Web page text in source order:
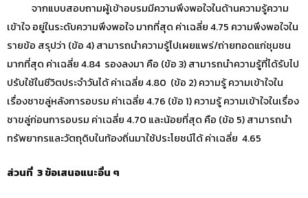
จากแบบสอบถามผู้เข้าอบรมมีความพึงพอใจในด้านความรู้ความ
เข้าใจ อยู่ในระดับความพึงพอใจ มากที่สุด ค่าเฉลี่ย 4.75 ความพึงพอใจใน
รายข้อ สรุปว่า (ข้อ 4) สามารถนำความรู้ไปเผยแพร่/ถ่ายทอดแก่ชุมชน
มากที่สุด ค่าเฉลี่ย 4.84 รองลงมา คือ (ข้อ 3) สามารถนำความรู้ที่ได้รับไป
ปรับใช้ในชีวิตประจำวันได้ ค่าเฉลี่ย 4.80 (ข้อ 2) ความรู้ ความเข้าใจใน
เรื่องชาขลู่หลังการอบรม ค่าเฉลี่ย 4.76 (ข้อ 1) ความรู้ ความเข้าใจในเรื่อง
ชาขลู่ก่อนการอบรม ค่าเฉลี่ย 4.70 และน้อยที่สุด คือ (ข้อ 5) สามารถนำ
ทรัพยากรและวัตถุดิบในท้องถิ่นมาใช้ประโยชน์ได้ ค่าเฉลี่ย 4.65
ส่วนที่ 3 ข้อเสนอแนะอื่น ๆ